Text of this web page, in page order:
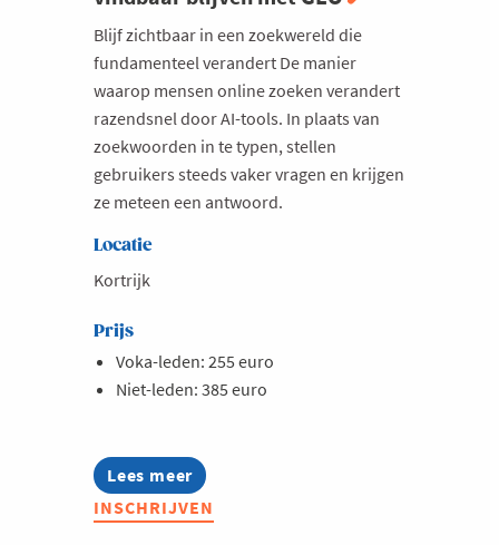
Blijf zichtbaar in een zoekwereld die
fundamenteel verandert De manier
waarop mensen online zoeken verandert
razendsnel door AI-tools. In plaats van
zoekwoorden in te typen, stellen
gebruikers steeds vaker vragen en krijgen
ze meteen een antwoord.
Locatie
Kortrijk
Prijs
Voka-leden: 255 euro
Niet-leden: 385 euro
Lees meer
about
Opleiding:
SEO
INSCHRIJVEN